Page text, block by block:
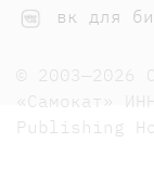
вк для
© 2003—2026
«Самокат»
Publishing